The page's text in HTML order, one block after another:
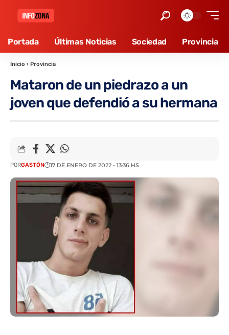
Portada Últimas Noticias Sociedad Provincia
Inicio › Provincia
Mataron de un piedrazo a un
joven que defendió a su hermana
PORGASTÓN 17 DE ENERO DE 2022 - 13:36 HS